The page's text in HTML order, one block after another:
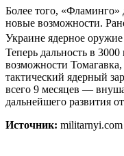
Более того,
новые возможности.
Украине ядерное оружие
Теперь дальность в
возможности
тактический ядерный
всего 9 месяцев —
дальнейшего развития
Источник: militarnyi.com